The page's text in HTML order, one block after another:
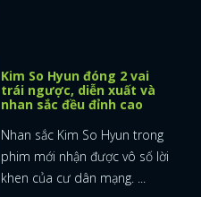
Kim So Hyun đóng 2 vai
trái ngược, diễn xuất và
nhan sắc đều đỉnh cao
Nhan sắc Kim So Hyun trong
phim mới nhận được vô số lời
khen của cư dân mạng. ...